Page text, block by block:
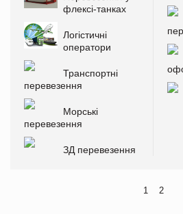
флексі-танках
Логістичні
оператори
Транспортні
перевезення
Морські
перевезення
ЗД перевезення
1 2